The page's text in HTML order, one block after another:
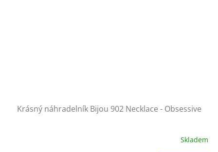
Krásný náhradelník Bijou 902 Necklace - Obsessive
Skladem